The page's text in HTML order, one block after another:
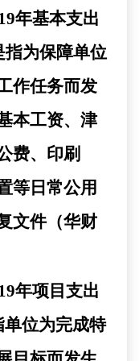
年基本支出
指为保障单位
作任务而发
本工资、津
费、印刷
等日常公用
文件（华财
年项目支出
位为完成特